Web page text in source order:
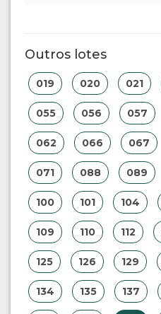
Outros lotes
019 020 021
055 056 057
062 066 067
071 088 089
100 101 104
109 110 112
125 126 129
134 135 137